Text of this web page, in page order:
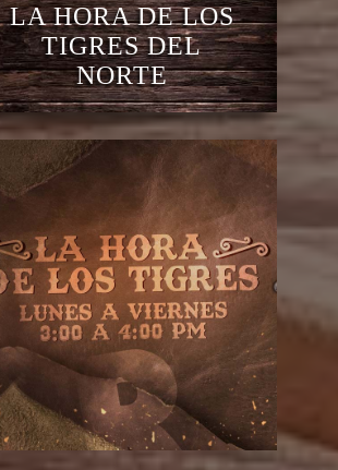
LA HORA DE LOS
TIGRES DEL
NORTE